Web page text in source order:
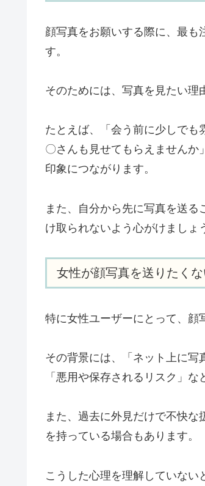
顔写真をお願いする際に、最も
す。
そのためには、写真を見たい理
たとえば、「会う前に少しでも
〇さんも見せてもらえませんか
印象につながります。
また、自分から先に写真を送
け取られないよう心がけましょ
女性が顔写真を送りたく
特に女性ユーザーにとって、顔
その背景には、「ネット上に写
「悪用や保存されるリスク」な
また、過去に外見だけで不快
を持っている場合もあります。
こうした心理を理解していない